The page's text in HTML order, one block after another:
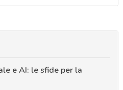
e AI: le sfide per la